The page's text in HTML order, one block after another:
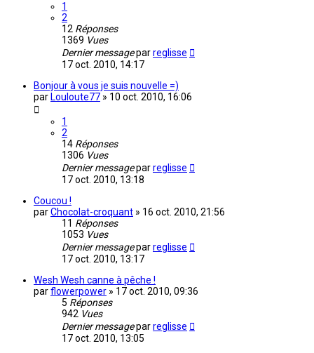
1
2
12 Réponses
1369 Vues
Dernier messageparreglisse
17 oct. 2010, 14:17
Bonjour à vous je suis nouvelle =)
par Louloute77 » 10 oct. 2010, 16:06
1
2
14 Réponses
1306 Vues
Dernier messageparreglisse
17 oct. 2010, 13:18
Coucou !
parChocolat-croquant » 16 oct. 2010, 21:56
11 Réponses
1053 Vues
Dernier messageparreglisse
17 oct. 2010, 13:17
Wesh Wesh canne à pêche !
parflowerpower » 17 oct. 2010, 09:36
5 Réponses
942 Vues
Dernier messageparreglisse
17 oct. 2010, 13:05